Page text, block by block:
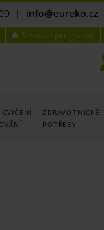
| info@eureko.cz
Slevové programy
ZDRAVOTNICKÉ
POTŘEBY